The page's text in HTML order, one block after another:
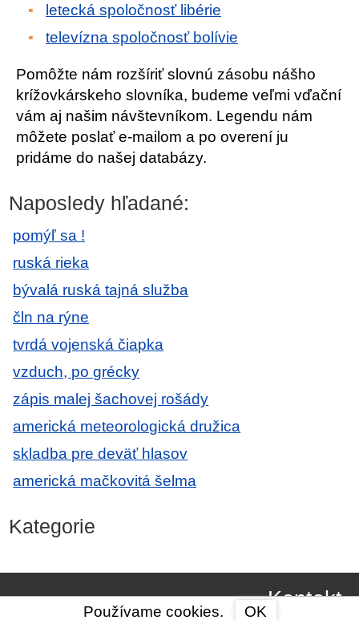
letecká spoločnosť libérie
televízna spoločnosť bolívie
Pomôžte nám rozšíriť slovnú zásobu nášho
krížovkárskeho slovníka, budeme veľmi vďační
vám aj našim návštevníkom. Legendu nám
môžete poslať e-mailom a po overení ju
pridáme do našej databázy.
Naposledy hľadané:
pomýľ sa !
ruská rieka
bývalá ruská tajná služba
čln na rýne
tvrdá vojenská čiapka
vzduch, po grécky
zápis malej šachovej rošády
americká meteorologická družica
skladba pre deväť hlasov
americká mačkovitá šelma
Kategorie
Kontakt
Používame cookies. OK